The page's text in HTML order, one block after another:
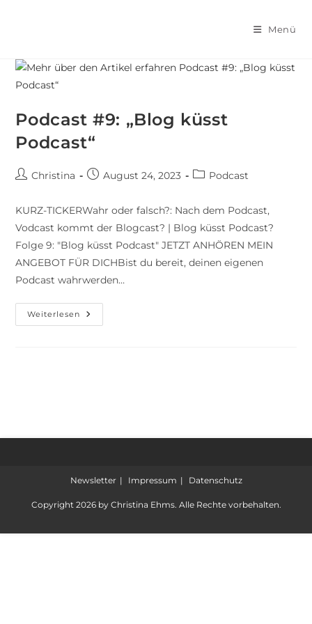
Menü
Podcast #9: „Blog küsst
Podcast“
Christina August 24, 2023 Podcast
KURZ-TICKERWahr oder falsch?: Nach dem Podcast,
Vodcast kommt der Blogcast? | Blog küsst Podcast?
Folge 9: "Blog küsst Podcast" JETZT ANHÖREN MEIN
ANGEBOT FÜR DICHBist du bereit, deinen eigenen
Podcast wahrwerden…
Weiterlesen
Newsletter Impressum Datenschutz
Copyright 2026 by Christina Ehms. Alle Rechte vorbehalten.